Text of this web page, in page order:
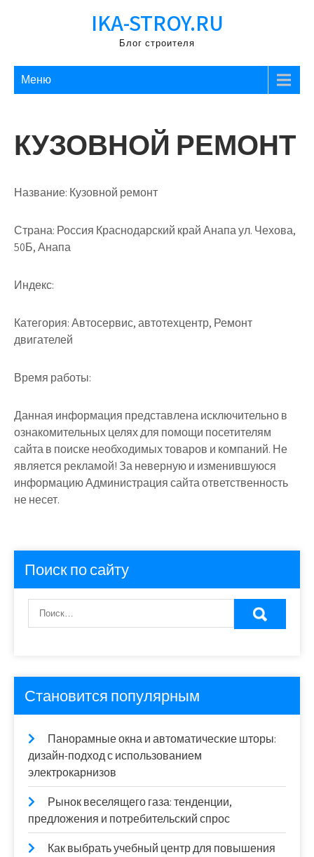
IKA-STROY.RU
Блог строителя
Меню
КУЗОВНОЙ РЕМОНТ
Название: Кузовной ремонт
Страна: Россия Краснодарский край Анапа ул. Чехова,
50Б, Анапа
Индекс:
Категория:Автосервис, автотехцентр, Ремонт
двигателей
Время работы:
Данная информация представлена исключительно в
ознакомительных целях для помощи посетителям
сайта в поиске необходимых товаров и компаний. Не
является рекламой! За неверную и изменившуюся
информацию Администрация сайта ответственность
не несет.
Поиск по сайту
Становится популярным
Панорамные окна и автоматические шторы:
дизайн-подход с использованием
электрокарнизов
Рынок веселящего газа: тенденции,
предложения и потребительский спрос
Как выбрать учебный центр для повышения